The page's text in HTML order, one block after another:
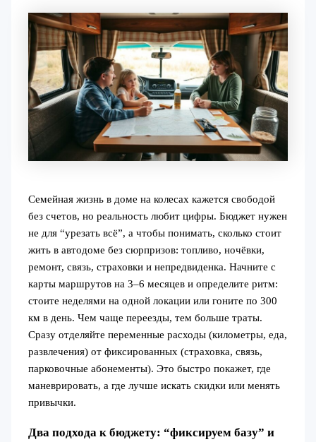
Семейная жизнь в доме на колесах кажется свободой
без счетов, но реальность любит цифры. Бюджет нужен
не для “урезать всё”, а чтобы понимать, сколько стоит
жить в автодоме без сюрпризов: топливо, ночёвки,
ремонт, связь, страховки и непредвиденка. Начните с
карты маршрутов на 3–6 месяцев и определите ритм:
стоите неделями на одной локации или гоните по 300
км в день. Чем чаще переезды, тем больше траты.
Сразу отделяйте переменные расходы (километры, еда,
развлечения) от фиксированных (страховка, связь,
парковочные абонементы). Это быстро покажет, где
маневрировать, а где лучше искать скидки или менять
привычки.
Два подхода к бюджету: “фиксируем базу” и